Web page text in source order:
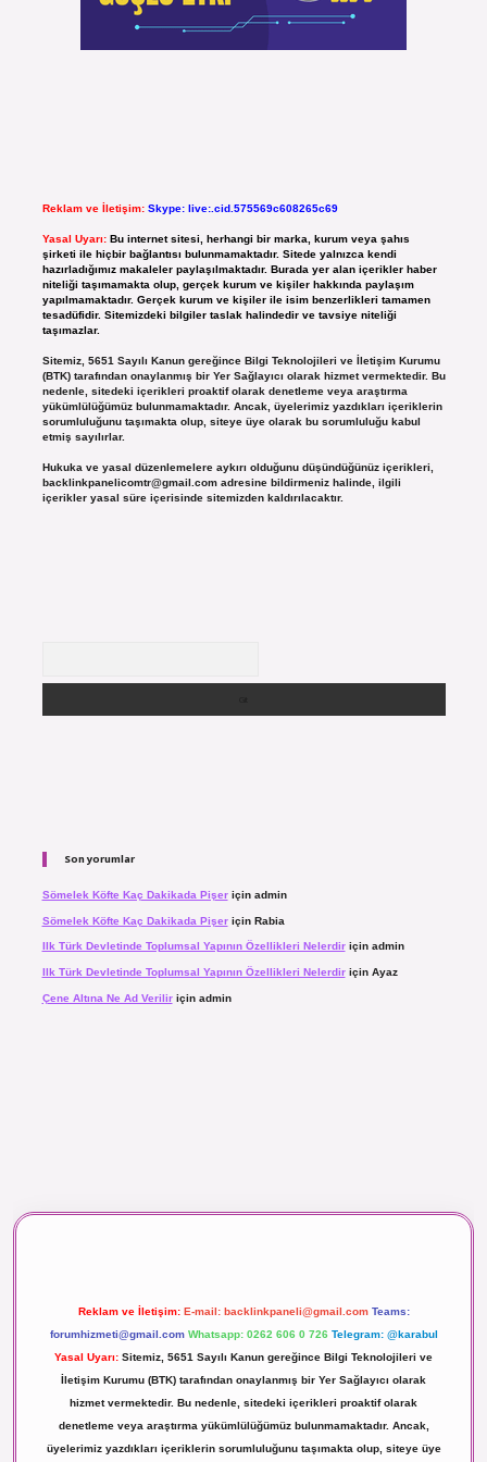
Reklam ve İletişim: Skype: live:.cid.575569c608265c69
Yasal Uyarı: Bu internet sitesi, herhangi bir marka, kurum veya şahıs
şirketi ile hiçbir bağlantısı bulunmamaktadır. Sitede yalnızca kendi
hazırladığımız makaleler paylaşılmaktadır. Burada yer alan içerikler haber
niteliği taşımamakta olup, gerçek kurum ve kişiler hakkında paylaşım
yapılmamaktadır. Gerçek kurum ve kişiler ile isim benzerlikleri tamamen
tesadüfidir. Sitemizdeki bilgiler taslak halindedir ve tavsiye niteliği
taşımazlar.
Sitemiz, 5651 Sayılı Kanun gereğince Bilgi Teknolojileri ve İletişim Kurumu
(BTK) tarafından onaylanmış bir Yer Sağlayıcı olarak hizmet vermektedir. Bu
nedenle, sitedeki içerikleri proaktif olarak denetleme veya araştırma
yükümlülüğümüz bulunmamaktadır. Ancak, üyelerimiz yazdıkları içeriklerin
sorumluluğunu taşımakta olup, siteye üye olarak bu sorumluluğu kabul
etmiş sayılırlar.
Hukuka ve yasal düzenlemelere aykırı olduğunu düşündüğünüz içerikleri,
backlinkpanelicomtr@gmail.comadresine bildirmeniz halinde, ilgili
içerikler yasal süre içerisinde sitemizden kaldırılacaktır.
Son yorumlar
Sömelek Köfte Kaç Dakikada Pişeriçin admin
Sömelek Köfte Kaç Dakikada Pişeriçin Rabia
Ilk Türk Devletinde Toplumsal Yapının Özellikleri Nelerdiriçin admin
Ilk Türk Devletinde Toplumsal Yapının Özellikleri Nelerdiriçin Ayaz
Çene Altına Ne Ad Veriliriçin admin
Reklam ve İletişim: E-mail: backlinkpaneli@gmail.com Teams:
forumhizmeti@gmail.com Whatsapp: 0262 606 0 726 Telegram: @karabul
Yasal Uyarı: Sitemiz, 5651 Sayılı Kanun gereğince Bilgi Teknolojileri ve
İletişim Kurumu (BTK) tarafından onaylanmış bir Yer Sağlayıcı olarak
hizmet vermektedir. Bu nedenle, sitedeki içerikleri proaktif olarak
denetleme veya araştırma yükümlülüğümüz bulunmamaktadır. Ancak,
üyelerimiz yazdıkları içeriklerin sorumluluğunu taşımakta olup, siteye üye